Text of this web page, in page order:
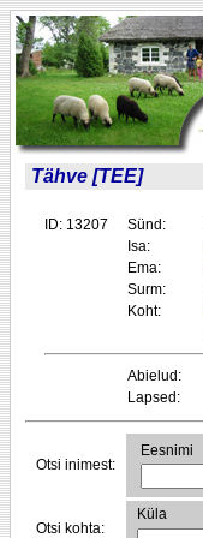
Tähve [TEE]
ID: 13207 Sünd:
Isa:
Ema:
Surm:
Koht:
Abielud:
Lapsed:
Otsi inimest:
Eesnimi
Otsi kohta:
Küla